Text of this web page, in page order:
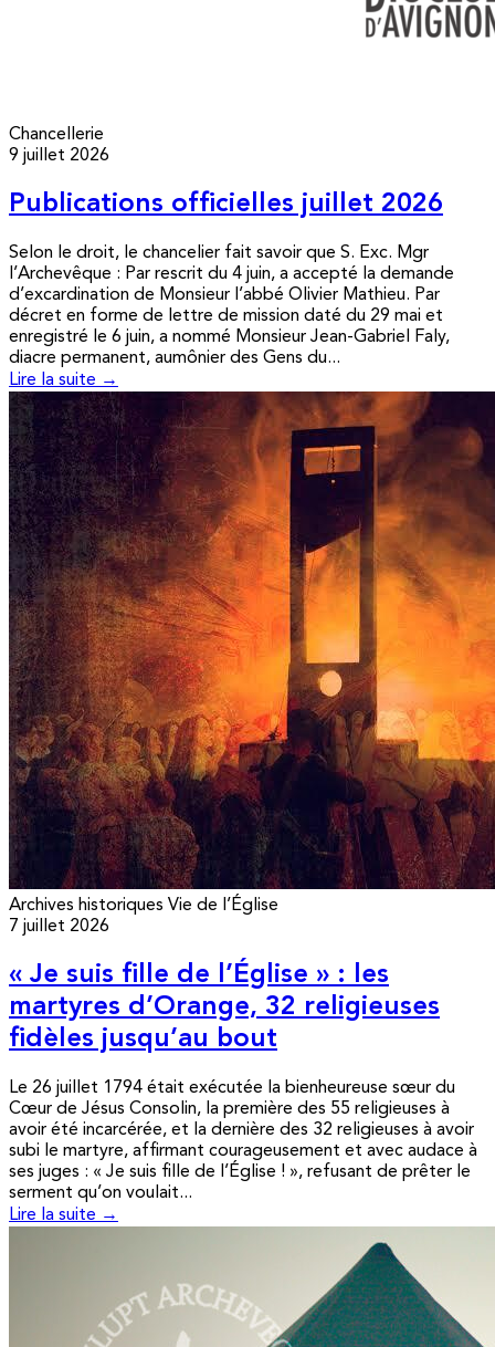
Chancellerie
9 juillet 2026
Publications officielles juillet 2026
Selon le droit, le chancelier fait savoir que S. Exc. Mgr
l’Archevêque : Par rescrit du 4 juin, a accepté la demande
d’excardination de Monsieur l’abbé Olivier Mathieu. Par
décret en forme de lettre de mission daté du 29 mai et
enregistré le 6 juin, a nommé Monsieur Jean-Gabriel Faly,
diacre permanent, aumônier des Gens du...
Lire la suite →
Archives historiques Vie de l’Église
7 juillet 2026
« Je suis fille de l’Église » : les
martyres d’Orange, 32 religieuses
fidèles jusqu’au bout
Le 26 juillet 1794 était exécutée la bienheureuse sœur du
Cœur de Jésus Consolin, la première des 55 religieuses à
avoir été incarcérée, et la dernière des 32 religieuses à avoir
subi le martyre, affirmant courageusement et avec audace à
ses juges : « Je suis fille de l’Église ! », refusant de prêter le
serment qu’on voulait...
Lire la suite →